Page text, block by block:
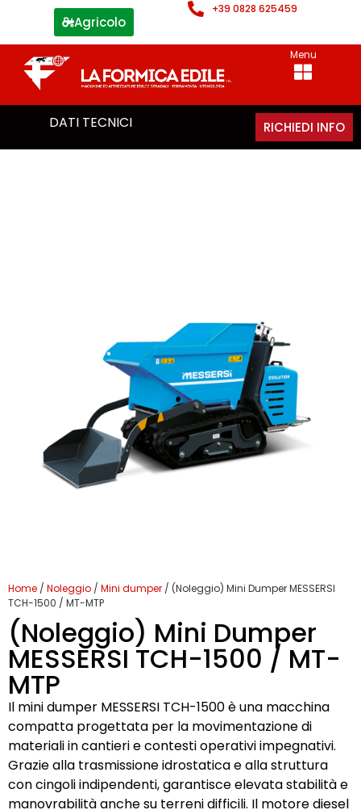
Agricolo
+39 0828 625459
Menu
DATI TECNICI RICHIEDI INFO
Home / Noleggio / Mini dumper / (Noleggio) Mini Dumper MESSERSI
TCH-1500 / MT-MTP
(Noleggio) Mini Dumper
MESSERSI TCH-1500 / MT-
MTP
Il mini dumper MESSERSI TCH-1500 è una macchina
compatta progettata per la movimentazione di
materiali in cantieri e contesti operativi impegnativi.
Grazie alla trasmissione idrostatica e alla struttura
con cingoli indipendenti, garantisce elevata stabilità e
manovrabilità anche su terreni difficili. Il motore diesel